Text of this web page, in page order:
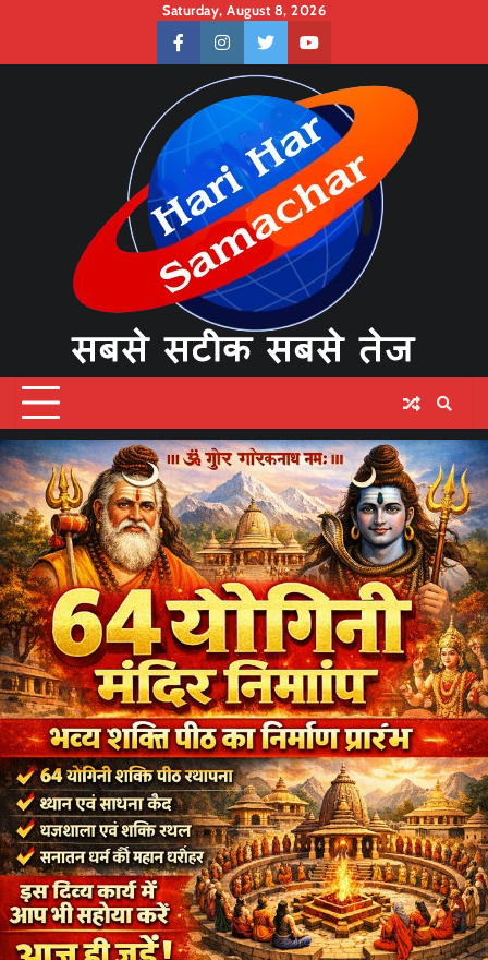
content
Saturday, August 8, 2026
facebookinstagramtwitteryoutube